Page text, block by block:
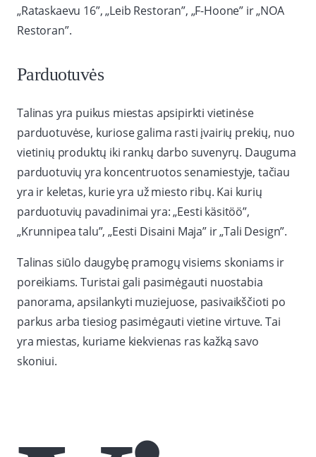
„Rataskaevu 16”, „Leib Restoran”, „F-Hoone” ir „NOA
Restoran”.
Parduotuvės
Talinas yra puikus miestas apsipirkti vietinėse
parduotuvėse, kuriose galima rasti įvairių prekių, nuo
vietinių produktų iki rankų darbo suvenyrų. Dauguma
parduotuvių yra koncentruotos senamiestyje, tačiau
yra ir keletas, kurie yra už miesto ribų. Kai kurių
parduotuvių pavadinimai yra: „Eesti käsitöö”,
„Krunnipea talu”, „Eesti Disaini Maja” ir „Tali Design”.
Talinas siūlo daugybę pramogų visiems skoniams ir
poreikiams. Turistai gali pasimėgauti nuostabia
panorama, apsilankyti muziejuose, pasivaikščioti po
parkus arba tiesiog pasimėgauti vietine virtuve. Tai
yra miestas, kuriame kiekvienas ras kažką savo
skoniui.